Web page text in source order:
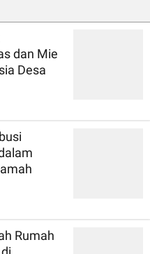
dan Mie
Desa
Rumah